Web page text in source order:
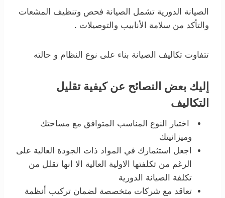
الصيانة الدورية تشمل الصيانة فحص وتنظيف المشعات
والتأكد من سلامة الأنابيب والتوصيلات .
تتفاوت تكاليف الصيانة بناء على نوع النظام و حالته
إليك بعض النصائح عن كيفية تقليل
التكاليف
اختيار النوع المناسب المتوافق مع مساحتك
وميزانيتك
اجعل استثمارك في المواد ذات الجودة العالية على
الرغم من تكلفتها الاولية العالية الا انها تقلل من
تكلفة الصيانة الدورية
تعاقد مع شركات متخصصة لضمان تركيب أنظمة